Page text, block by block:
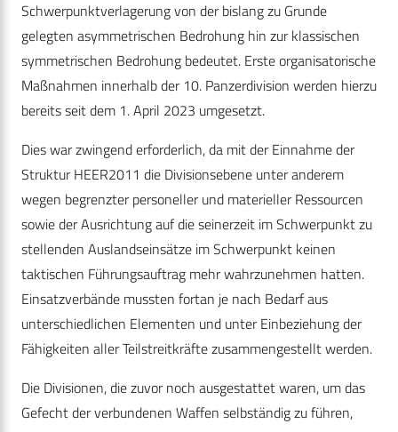
Schwerpunktverlagerung von der bislang zu Grunde
gelegten asymmetrischen Bedrohung hin zur klassischen
symmetrischen Bedrohung bedeutet. Erste organisatorische
Maßnahmen innerhalb der 10. Panzerdivision werden hierzu
bereits seit dem 1. April 2023 umgesetzt.
Dies war zwingend erforderlich, da mit der Einnahme der
Struktur HEER2011 die Divisionsebene unter anderem
wegen begrenzter personeller und materieller Ressourcen
sowie der Ausrichtung auf die seinerzeit im Schwerpunkt zu
stellenden Auslandseinsätze im Schwerpunkt keinen
taktischen Führungsauftrag mehr wahrzunehmen hatten.
Einsatzverbände mussten fortan je nach Bedarf aus
unterschiedlichen Elementen und unter Einbeziehung der
Fähigkeiten aller Teilstreitkräfte zusammengestellt werden.
Die Divisionen, die zuvor noch ausgestattet waren, um das
Gefecht der verbundenen Waffen selbständig zu führen,